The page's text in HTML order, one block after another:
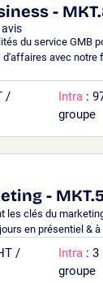
-
avis
du service GMB
avec notre
/
Intra :
groupe
-
les clés du
en présentiel &
/
Intra : 3
groupe